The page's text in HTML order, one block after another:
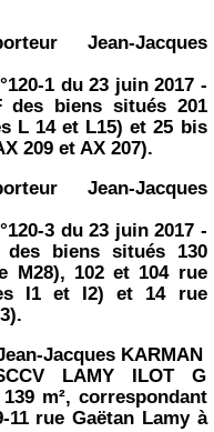
Jean-Jacques
1 du 23 juin 2017 -
des biens situés 201
L 14 et L15) et 25 bis
209 et AX 207).
Jean-Jacques
3 du 23 juin 2017 -
des biens situés 130
M28), 102 et 104 rue
I1 et I2) et 14 rue
Jacques KARMAN
LAMY ILOT G
m², correspondant
rue Gaëtan Lamy à